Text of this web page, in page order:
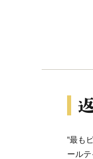
“最も
ールテ